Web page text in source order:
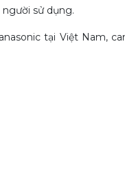
sử dụng.
tại Việt Nam,